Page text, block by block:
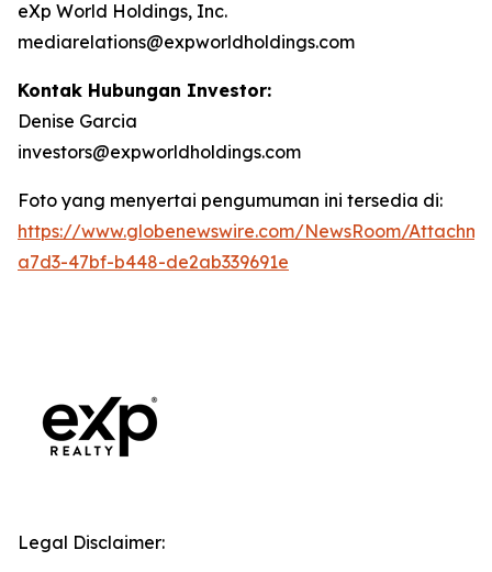
eXp World Holdings, Inc.
mediarelations@expworldholdings.com
Kontak Hubungan Investor:
Denise Garcia
investors@expworldholdings.com
Foto yang menyertai pengumuman ini tersedia di:
https://www.globenewswire.com/NewsRoom/
a7d3-47bf-b448-de2ab339691e
Legal Disclaimer: